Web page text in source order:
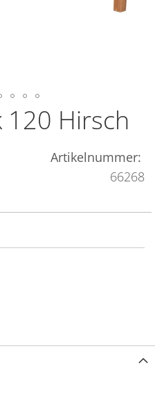
120 Hirsch
Artikelnummer
66268